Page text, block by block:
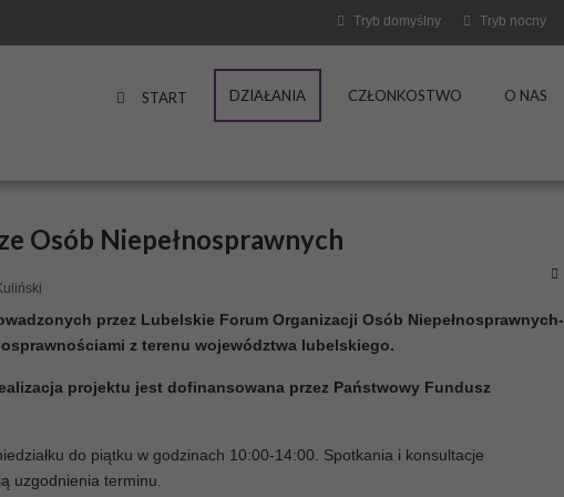
Tryb domyślny Tryb nocny
START DZIAŁANIA CZŁONKOSTWO O NAS
Osób Niepełnosprawnych
przez Lubelskie Forum Organizacji Osób Niepełnosprawnych-
z terenu województwa lubelskiego.
projektu jest dofinansowana przez Państwowy Fundusz
do piątku w godzinach 10:00-14:00. Spotkania i konsultacje
uzgodnienia terminu.